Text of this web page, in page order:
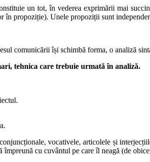
un tot, în vederea exprimării mai
propoziție). Unele propoziții sunt
comunicării își schimbă forma, o analiză
tehnica care trebuie urmată în analiză.
vocativele, articolele și
împreună cu cuvântul pe care îl neagă (de